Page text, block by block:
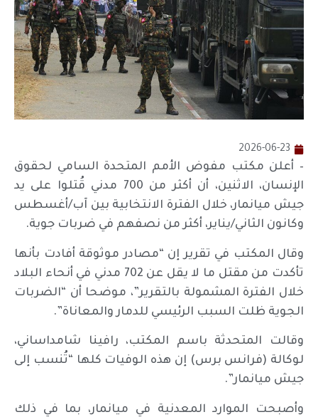
2026-06-23
– أعلن مكتب مفوض الأمم المتحدة السامي لحقوق
الإنسان، الاثنين، أن أكثر من 700 مدني قُتلوا على يد
جيش ميانمار، خلال الفترة الانتخابية بين آب/أغسطس
وكانون الثاني/يناير، أكثر من نصفهم في ضربات جوية.
وقال المكتب في تقرير إن “مصادر موثوقة أفادت بأنها
تأكدت من مقتل ما لا يقل عن 702 مدني في أنحاء البلاد
خلال الفترة المشمولة بالتقرير”، موضحا أن “الضربات
الجوية ظلت السبب الرئيسي للدمار والمعاناة”.
وقالت المتحدثة باسم المكتب، رافينا شامداساني،
لوكالة (فرانس برس) إن هذه الوفيات كلها “تُنسب إلى
جيش ميانمار”.
وأصبحت الموارد المعدنية في ميانمار، بما في ذلك